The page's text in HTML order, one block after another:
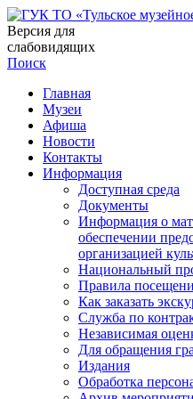
Версия для
слабовидящих
Поиск
Главная
Музеи
Афиша
Новости
Контакты
Информация
Доступная среда
Документы
Информация о
обеспечении
организацией
Национальный
Правила
Как заказать
Служба по
Независимая
Для обращения
Издания
Обработка